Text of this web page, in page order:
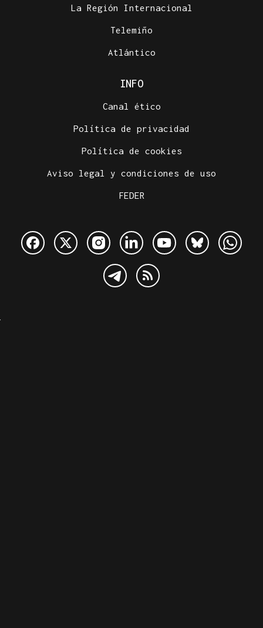
La Región Internacional
Telemiño
Atlántico
INFO
Canal ético
Política de privacidad
Política de cookies
Aviso legal y condiciones de uso
FEDER